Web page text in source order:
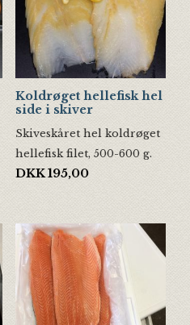
Koldrøget hellefisk hel
side i skiver
Skiveskåret hel koldrøget
hellefisk filet, 500-600 g.
DKK195,00